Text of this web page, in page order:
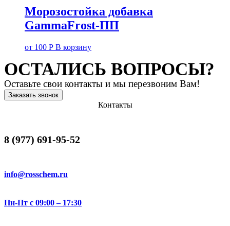
Морозостойка добавка
GammaFrost-ПП
от 100 Р В корзину
ОСТАЛИСЬ ВОПРОСЫ?
Оставьте свои контакты и мы перезвоним Вам!
Заказать звонок
Контакты
8 (977) 691-95-52
info@rosschem.ru
Пн-Пт с 09:00 – 17:30